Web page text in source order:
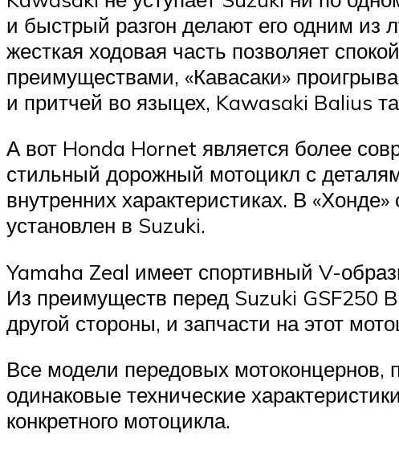
и быстрый разгон делают его одним из
жесткая ходовая часть позволяет
преимуществами, «Кавасаки»
и притчей во языцех, Kawasaki Balius
А вот Honda Hornet является более
стильный дорожный мотоцикл с
внутренних характеристиках. В
установлен в Suzuki.
Yamaha Zeal имеет спортивный V-
Из преимуществ перед Suzuki GSF250
другой стороны, и запчасти на этот
Все модели передовых
одинаковые технические
конкретного мотоцикла.